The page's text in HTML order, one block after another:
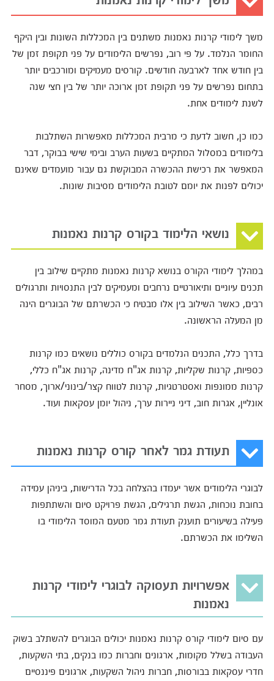
משך לימודי קרנות נאמנות משתנים בין המכללות השונות ובין היקף
החומר הנלמד. על פי רוב, נפרשים הלימודים על פני תקופת זמן של
בין חודש אחד לארבעה חודשים. קורסים מעמיקים ומורכבים יותר
בתחום נפרשים על פני תקופת זמן ארוכה יותר של בין חצי שנה
לשנת לימודים אחת.
כמו כן, חשוב לדעת כי מרבית המכללות מאפשרות השתלבות
בלימודים במסלול המתקיים בשעות הערב ובימי שישי בבוקר, דבר
המאפשר את רכישת ההכשרה המבוקשת גם עבור מועמדים שאינם
יכולים לפנות את יומם לטובת הלימודים מסיבות שונות.
נושאי הלימוד בקורס קרנות נאמנות
במהלך לימודי הקורס בנושא קרנות נאמנות מתקיים שילוב בין
תכנים עיוניים ותיאורטיים נרחבים ומעמיקים לבין התנסויות ותרגולים
רבים, כאשר השילוב בין אלו מבטיח כי הכשרתם של הבוגרים הינה
מן המעלה הראשונה.
בדרך כלל, התכנים הנלמדים בקורס כוללים נושאים כמו קרנות
כספיות, קרנות שקליות, קרנות אג"ח מדינה, קרנות אג"ח כללי,
קרנות ממונפות ואסטרטגיות, קרנות לטווח קצר/בינוני/ארוך, מסחר
אונליין, אגרות חוב, דיני ניירות ערך, ניהול יומן עסקאות ועוד.
תעודת גמר לאחר קורס קרנות נאמנות
לבוגרי הלימודים אשר יעמדו בהצלחה בכל הדרישות, ביניהן עמידה
בחובת נוכחות, הגשת תרגילים, הגשת פרויקט סיום והשתתפות
פעילה בשיעורים תוענק תעודת גמר מטעם המוסד הלימודי בו
השלימו את הכשרתם.
אפשרויות תעסוקה לבוגרי לימודי קרנות
נאמנות
עם סיום לימודי קורס קרנות נאמנות יכולים הבוגרים להשתלב בשוק
העבודה בשלל מקומות, ארגונים וחברות כמו בנקים, בתי השקעות,
חדרי עסקאות בבורסות, חברות ניהול השקעות, ארגונים פיננסיים